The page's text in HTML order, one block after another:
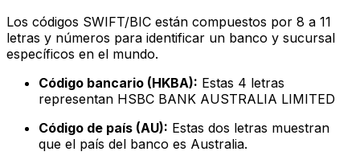
Los códigos SWIFT/BIC están compuestos por 8 a 11
letras y números para identificar un banco y sucursal
específicos en el mundo.
Código bancario (HKBA): Estas 4 letras
representan HSBC BANK AUSTRALIA LIMITED
Código de país (AU): Estas dos letras muestran
que el país del banco es Australia.